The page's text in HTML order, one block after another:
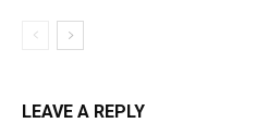
LEAVE A REPLY